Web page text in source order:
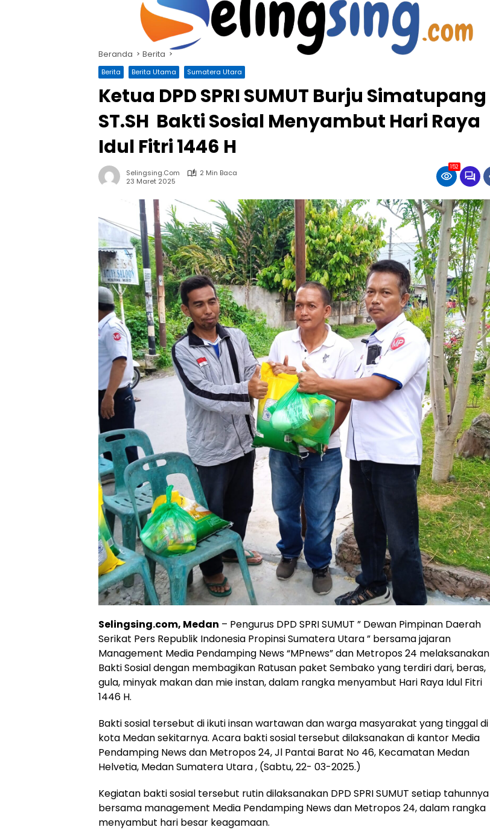
Beranda Berita
Berita Berita Utama Sumatera Utara
Ketua DPD SPRI SUMUT Burju Simatupang
ST.SH Bakti Sosial Menyambut Hari Raya
Idul Fitri 1446 H
Selingsing.com
2 Min Baca
23 Maret 2025
152
Selingsing.com, Medan – Pengurus DPD SPRI SUMUT ” Dewan Pimpinan Daerah
Serikat Pers Republik Indonesia Propinsi Sumatera Utara ” bersama jajaran
Management Media Pendamping News “MPnews” dan Metropos 24 melaksanakan
Bakti Sosial dengan membagikan Ratusan paket Sembako yang terdiri dari, beras,
gula, minyak makan dan mie instan, dalam rangka menyambut Hari Raya Idul Fitri
1446 H.
Bakti sosial tersebut di ikuti insan wartawan dan warga masyarakat yang tinggal di
kota Medan sekitarnya. Acara bakti sosial tersebut dilaksanakan di kantor Media
Pendamping News dan Metropos 24, Jl Pantai Barat No 46, Kecamatan Medan
Helvetia, Medan Sumatera Utara , (Sabtu, 22- 03-2025.)
Kegiatan bakti sosial tersebut rutin dilaksanakan DPD SPRI SUMUT setiap tahunnya
bersama management Media Pendamping News dan Metropos 24, dalam rangka
menyambut hari besar keagamaan.